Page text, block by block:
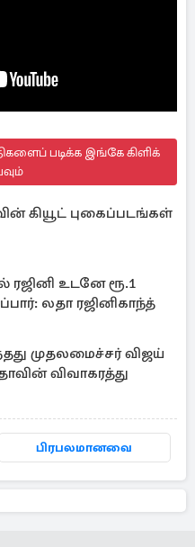
படிக்க இங்கே கிளிக்
கியூட் புகைப்படங்கள்
ரஜினி உடனே ரூ.1
லதா ரஜினிகாந்த்
முதலமைச்சர் விஜய்
விவாகரத்து
பிரபலமானவை